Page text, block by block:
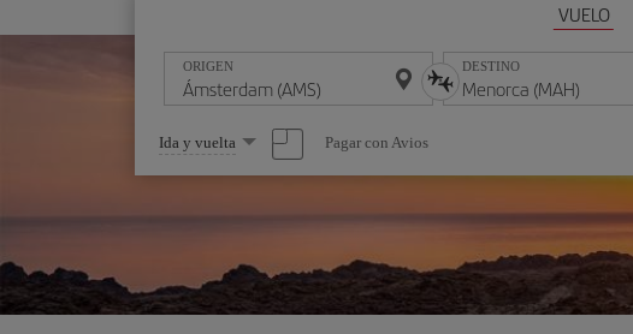
VUELO
ORIGEN DESTINO
Seleccione
una
opción
Ida y vuelta Pagar con Avios